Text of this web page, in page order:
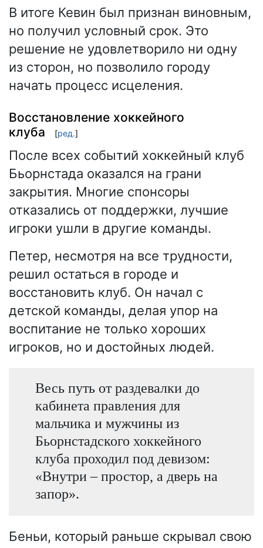
В итоге Кевин был признан виновным,
но получил условный срок. Это
решение не удовлетворило ни одну
из сторон, но позволило городу
начать процесс исцеления.
Восстановление хоккейного
клуба
[ред.]
После всех событий хоккейный клуб
Бьорнстада оказался на грани
закрытия. Многие спонсоры
отказались от поддержки, лучшие
игроки ушли в другие команды.
Петер, несмотря на все трудности,
решил остаться в городе и
восстановить клуб. Он начал с
детской команды, делая упор на
воспитание не только хороших
игроков, но и достойных людей.
Весь путь от раздевалки до
кабинета правления для
мальчика и мужчины из
Бьорнстадского хоккейного
клуба проходил под девизом:
«Внутри – простор, а дверь на
запор».
Беньи, который раньше скрывал свою